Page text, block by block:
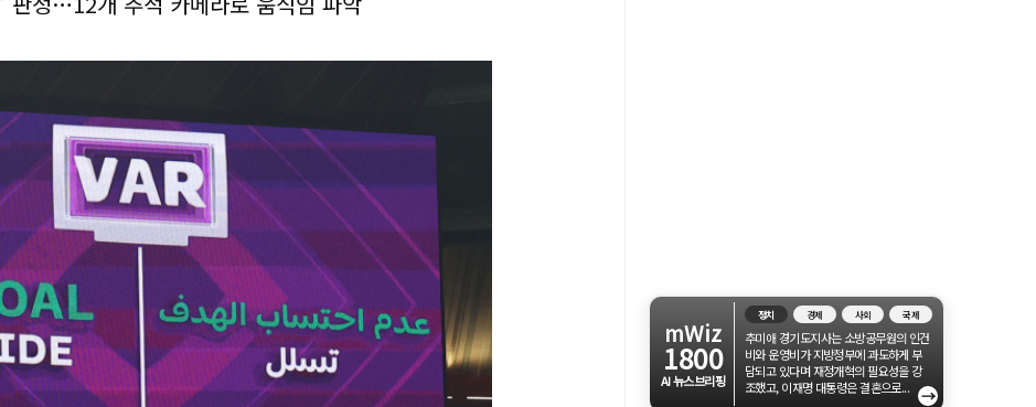
mWiz
1800
AI 뉴스브리핑
정치 경제 사회 국제
추미애 경기도지사는 소방공무원의 인건
비와 운영비가 지방정부에 과도하게 부
담되고 있다며 재정개혁의 필요성을 강
조했고, 이재명 대통령은 결혼으로...
→